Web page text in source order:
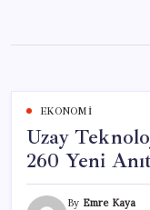
content
EKONOMI
Uzay
260 Yeni
By Emre Kaya